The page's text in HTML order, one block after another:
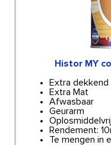
Histor MY
Extra dekkend
Extra Mat
Afwasbaar
Geurarm
Oplosmiddelvrij
Rendement:
Te mengen in